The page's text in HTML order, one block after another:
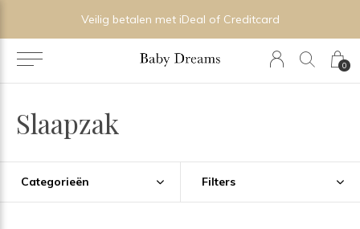
0
Veilig betalen met iDeal of Creditcard
Slaapzak
Categorieën Filters